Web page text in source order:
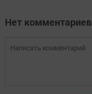
Нет комментариев